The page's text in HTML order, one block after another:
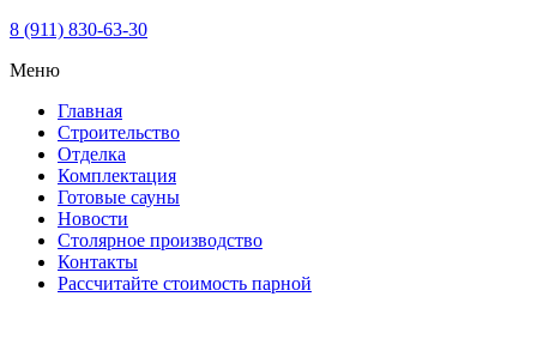
8 (911) 830-63-30
Меню
Главная
Строительство
Отделка
Комплектация
Готовые сауны
Новости
Столярное производство
Контакты
Рассчитайте стоимость парной